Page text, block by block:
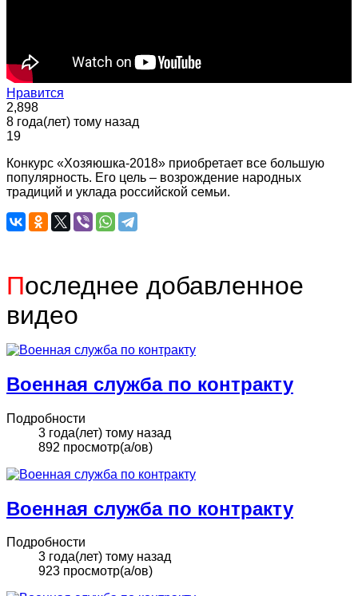
Нравится
2,898
8 года(лет) тому назад
19
Конкурс «Хозяюшка-2018» приобретает все большую
популярность. Его цель – возрождение народных
традиций и уклада российской семьи.
Последнее добавленное
видео
Военная служба по контракту
Подробности
3 года(лет) тому назад
892 просмотр(а/ов)
Военная служба по контракту
Подробности
3 года(лет) тому назад
923 просмотр(а/ов)